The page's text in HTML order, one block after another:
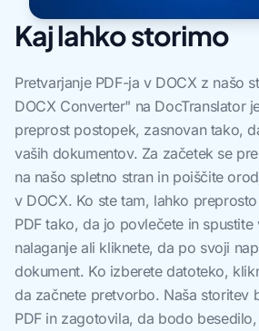
Kaj lahko storimo
Pretvarjanje PDF-ja v DOCX z našo
DOCX Converter" na DocTranslator
preprost postopek, zasnovan tako,
vaših dokumentov. Za začetek se
na našo spletno stran in poiščite
v DOCX. Ko ste tam, lahko
PDF tako, da jo povlečete in
nalaganje ali kliknete, da po svoji
dokument. Ko izberete datoteko,
da začnete pretvorbo. Naša storitev
PDF in zagotovila, da bodo